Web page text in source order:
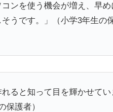
コンを使う機会が増え、早
うです。」（小学3年生の
れると知って目を輝かせて
保護者）